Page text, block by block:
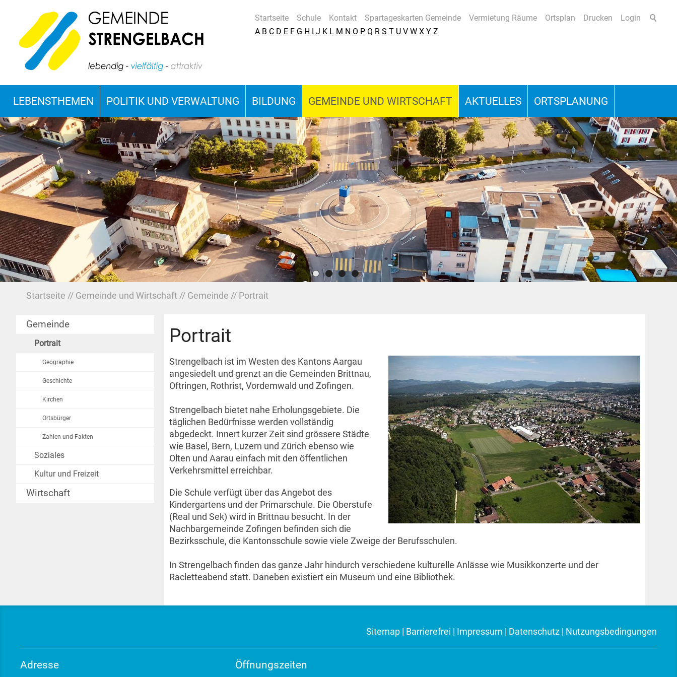
Startseite Schule Kontakt Spartageskarten Gemeinde Vermietung Räume Ortsplan Drucken
Login
A B C D E F G H I J K L M N O P Q R S T U V W X Y Z
LEBENSTHEMEN POLITIK UND VERWALTUNG BILDUNG GEMEINDE UND WIRTSCHAFT AKTUELLES ORTSPLANUNG
Startseite Gemeinde und Wirtschaft Gemeinde Portrait
Gemeinde
Portrait
Geographie
Geschichte
Kirchen
Ortsbürger
Zahlen und Fakten
Soziales
Kultur und Freizeit
Wirtschaft
Portrait
Strengelbach ist im Westen des Kantons Aargau
angesiedelt und grenzt an die Gemeinden Brittnau,
Oftringen, Rothrist, Vordemwald und Zofingen.
Strengelbach bietet nahe Erholungsgebiete. Die
täglichen Bedürfnisse werden vollständig
abgedeckt. Innert kurzer Zeit sind grössere Städte
wie Basel, Bern, Luzern und Zürich ebenso wie
Olten und Aarau einfach mit den öffentlichen
Verkehrsmittel erreichbar.
Die Schule verfügt über das Angebot des
Kindergartens und der Primarschule. Die Oberstufe
(Real und Sek) wird in Brittnau besucht. In der
Nachbargemeinde Zofingen befinden sich die
Bezirksschule, die Kantonsschule sowie viele Zweige der Berufsschulen.
In Strengelbach finden das ganze Jahr hindurch verschiedene kulturelle Anlässe wie Musikkonzerte und der
Racletteabend statt. Daneben existiert ein Museum und eine Bibliothek.
Sitemap Barrierefrei Impressum Datenschutz Nutzungsbedingungen
Adresse Öffnungszeiten